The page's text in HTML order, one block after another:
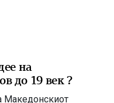
на
до 19 век ?
Македонскиот